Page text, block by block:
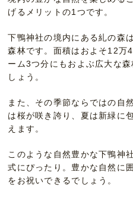
げるメリットの1つです。
下鴨神社の境内にある糺の森
森林です。面積はおよそ12万
ーム3つ分にもおよぶ広大な
しょう。
また、その季節ならではの自
は桜が咲き誇り、夏は新緑に
えます。
このような自然豊かな下鴨神
式にぴったり。豊かな自然に
をお祝いできるでしょう。